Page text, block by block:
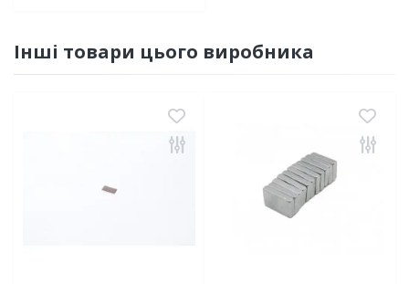
Інші товари цього виробника